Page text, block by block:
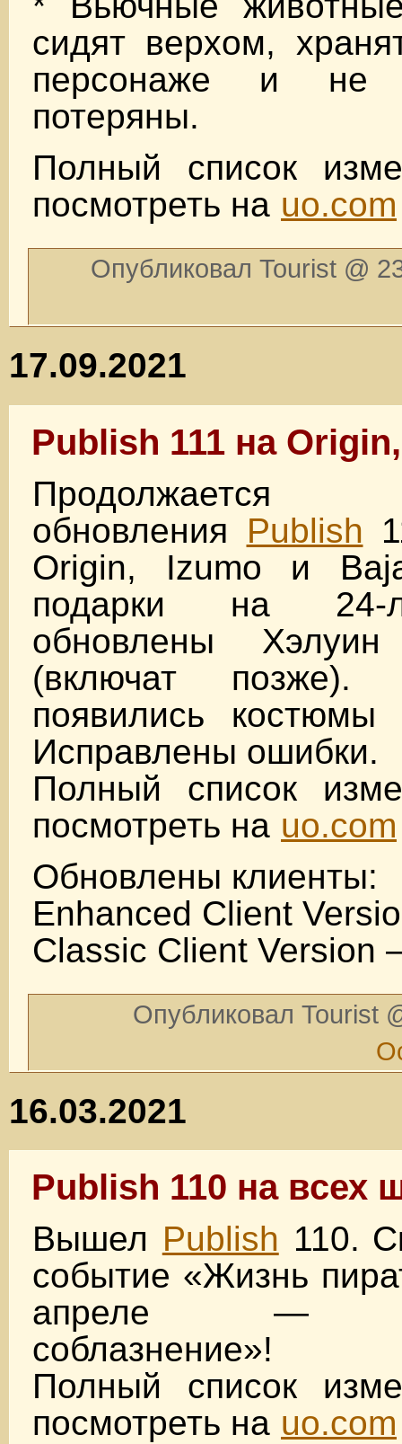
сидят верхом,
персонаже и не
потеряны.
Полный список
посмотреть на uo.com
Опубликовал Tourist @
17.09.2021
Publish 111 на
Продолжается
обновления
Publish
Origin, Izumo и
подарки на 24-
обновлены
(включат позже).
появились
Исправлены ошибки.
Полный список
посмотреть на uo.com
Обновлены клиенты:
Enhanced Client
Classic Client Version
Опубликовал Tourist
16.03.2021
Publish 110 на всех
Вышел Publish 110.
событие «Жизнь
апреле —
соблазнение»!
Полный список
посмотреть на uo.com